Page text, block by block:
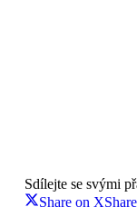
Sdílejte se svými
Share on X